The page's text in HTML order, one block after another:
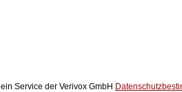
ein Service der Verivox GmbH